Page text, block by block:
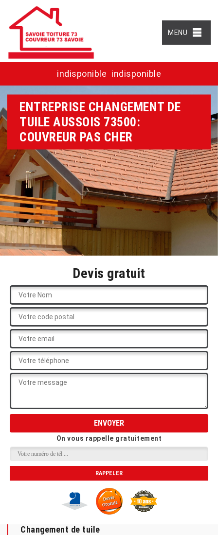
MENU
indisponible indisponible
ENTREPRISE CHANGEMENT DE
TUILE AUSSOIS 73500:
COUVREUR PAS CHER
Devis gratuit
On vous rappelle gratuitement
Changement de tuile